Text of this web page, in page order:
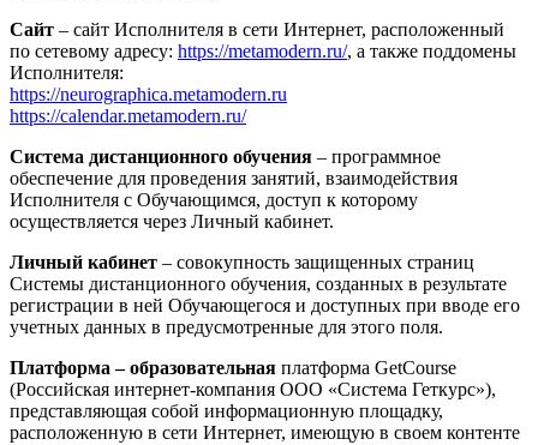
Сайт – сайт Исполнителя в сети Интернет, расположенный
по сетевому адресу: https://metamodern.ru/, а также поддомены
Исполнителя:
https://neurographica.metamodern.ru
https://calendar.metamodern.ru/
Система дистанционного обучения – программное
обеспечение для проведения занятий, взаимодействия
Исполнителя с Обучающимся, доступ к которому
осуществляется через Личный кабинет.
Личный кабинет – совокупность защищенных страниц
Системы дистанционного обучения, созданных в результате
регистрации в ней Обучающегося и доступных при вводе его
учетных данных в предусмотренные для этого поля.
Платформа – образовательная платформа GetCourse
(Российская интернет-компания ООО «Система Геткурс»),
представляющая собой информационную площадку,
расположенную в сети Интернет, имеющую в своем контенте